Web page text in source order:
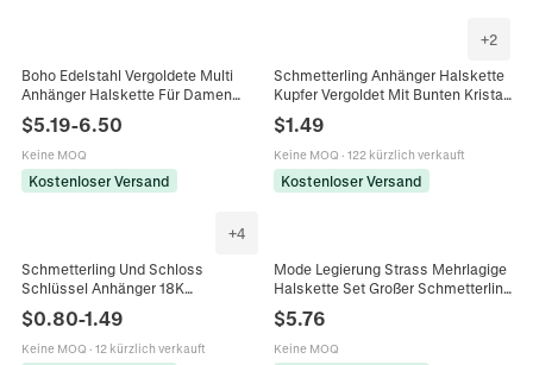
Boho Edelstahl Vergoldete Multi
Anhänger Halskette Für Damen
Strass Künstliche Perle Sonne
Mond Schmetterling Herz Anhänger
Schmuck
$5.19-6.50
Keine MOQ
Kostenloser Versand
+2
Schmetterling Anhänger Halskette
Kupfer Vergoldet Mit Bunten Kristall
Zirkonia Schlüsselbein Kette Luxus
Mode Schmuck Für Frauen
$1.49
Keine MOQ · 122 kürzlich verkauft
Kostenloser Versand
+4
Schmetterling Und Schloss
Schlüssel Anhänger 18K
Vergoldetes Kupfer Bunter Zirkon
Emaille DIY Schmuckherstellung
Charms
$0.80-1.49
Keine MOQ · 12 kürzlich verkauft
Mode Legierung Strass Mehrlagige
Halskette Set Großer Schmetterling
Anhänger Bunte Edelstein
Panzerkette Damen Party Schmuck
$5.76
Keine MOQ